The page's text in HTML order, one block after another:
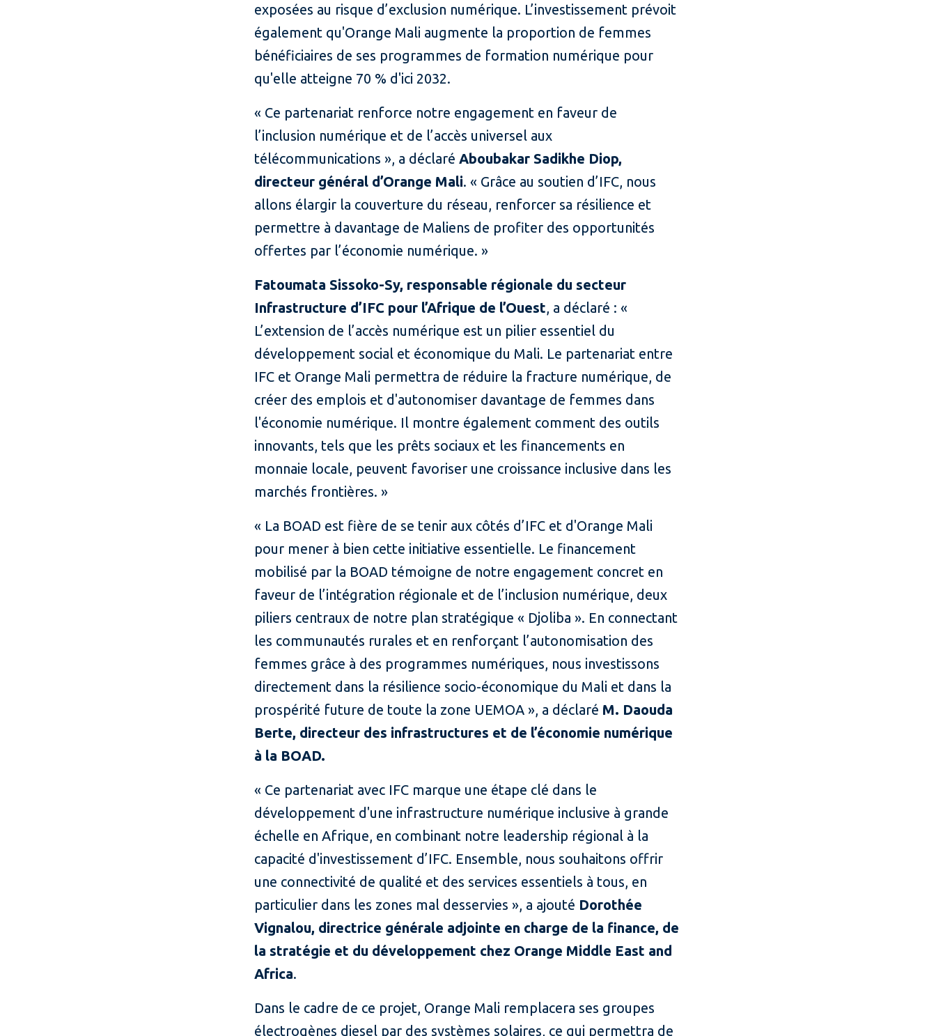
exposées au risque d’exclusion numérique. L’investissement prévoit
également qu'Orange Mali augmente la proportion de femmes
bénéficiaires de ses programmes de formation numérique pour
qu'elle atteigne 70 % d'ici 2032.
« Ce partenariat renforce notre engagement en faveur de
l’inclusion numérique et de l’accès universel aux
télécommunications », a déclaréAboubakar Sadikhe Diop,
directeur général d’Orange Mali. « Grâce au soutien d’IFC, nous
allons élargir la couverture du réseau, renforcer sa résilience et
permettre à davantage de Maliens de profiter des opportunités
offertes par l’économie numérique. »
Fatoumata Sissoko-Sy, responsable régionale du secteur
Infrastructure d’IFC pour l’Afrique de l’Ouest, a déclaré : «
L’extension de l’accès numérique est un pilier essentiel du
développement social et économique du Mali. Le partenariat entre
IFC et Orange Mali permettra de réduire la fracture numérique, de
créer des emplois et d'autonomiser davantage de femmes dans
l'économie numérique. Il montre également comment des outils
innovants, tels que les prêts sociaux et les financements en
monnaie locale, peuvent favoriser une croissance inclusive dans les
marchés frontières. »
« La BOAD est fière de se tenir aux côtés d’IFC et d'Orange Mali
pour mener à bien cette initiative essentielle. Le financement
mobilisé par la BOAD témoigne de notre engagement concret en
faveur de l’intégration régionale et de l’inclusion numérique, deux
piliers centraux de notre plan stratégique « Djoliba ». En connectant
les communautés rurales et en renforçant l’autonomisation des
femmes grâce à des programmes numériques, nous investissons
directement dans la résilience socio-économique du Mali et dans la
prospérité future de toute la zone UEMOA », a déclaré M. Daouda
Berte, directeur des infrastructures et de l’économie numérique
à la BOAD.
« Ce partenariat avec IFC marque une étape clé dans le
développement d'une infrastructure numérique inclusive à grande
échelle en Afrique, en combinant notre leadership régional à la
capacité d'investissement d’IFC. Ensemble, nous souhaitons offrir
une connectivité de qualité et des services essentiels à tous, en
particulier dans les zones mal desservies », a ajouté Dorothée
Vignalou, directrice générale adjointe en charge de la finance, de
la stratégie et du développement chez Orange Middle East and
Africa.
Dans le cadre de ce projet, Orange Mali remplacera ses groupes
électrogènes diesel par des systèmes solaires, ce qui permettra de